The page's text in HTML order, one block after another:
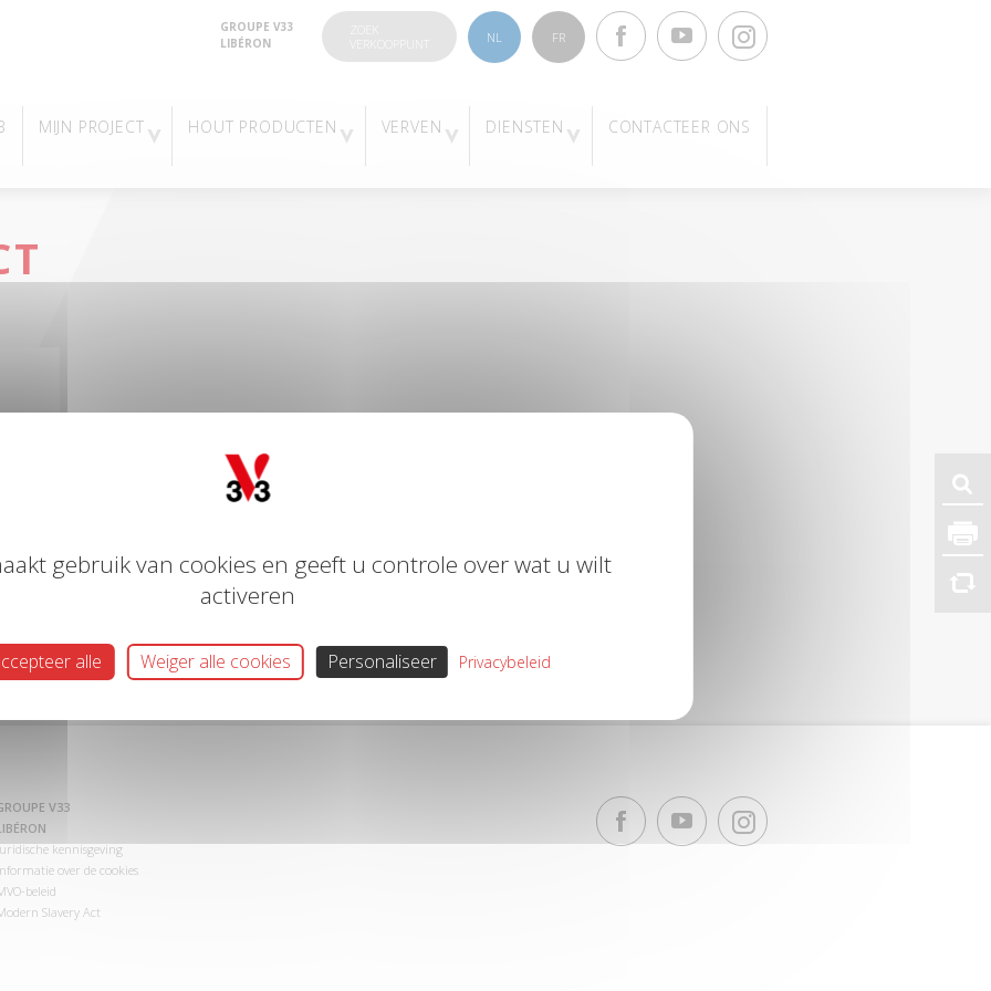
MIJN PROJECT HOUT PRODUCTEN VERVEN DIENSTEN CONTACTEER ONS
GROUPE V33
LIBÉRON
NL FR FacebookYoutubeInstagram
V33
kennisgeving
over de cookies
beleid
Slavery Act
gebruik van cookies en geeft u controle over wat u wilt
activeren
alle Weiger alle cookies Personaliseer Privacybeleid